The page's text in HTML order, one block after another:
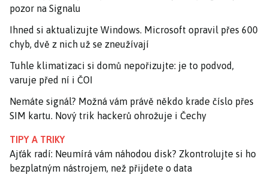
pozor na Signalu
Ihned si aktualizujte Windows. Microsoft opravil přes 600
chyb, dvě z nich už se zneužívají
Tuhle klimatizaci si domů nepořizujte: je to podvod,
varuje před ní i ČOI
Nemáte signál? Možná vám právě někdo krade číslo přes
SIM kartu. Nový trik hackerů ohrožuje i Čechy
TIPY A TRIKY
Ajťák radí: Neumírá vám náhodou disk? Zkontrolujte si ho
bezplatným nástrojem, než přijdete o data